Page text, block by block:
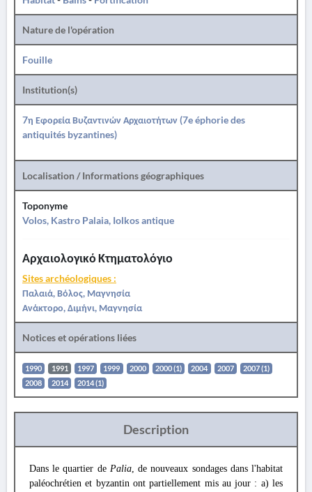
Nature de l'opération
Fouille
Institution(s)
7η Εφορεία Βυζαντινών Αρχαιοτήτων (7e éphorie des
antiquités byzantines)
Localisation / Informations géographiques
Toponyme
Volos, Kastro Palaia, Iolkos antique
Αρχαιολογικό Κτηματολόγιο
Sites archéologiques :
Παλαιά, Βόλος, Μαγνησία
Ανάκτορο, Διμήνι, Μαγνησία
Notices et opérations liées
1990 1991 1997 1999 2000 2000 (1) 2004 2007
2007 (1)
2008
2014 2014 (1)
Description
Dans le quartier de Palia, de nouveaux sondages dans l'habitat
paléochrétien et byzantin ont partiellement mis au jour : a) les